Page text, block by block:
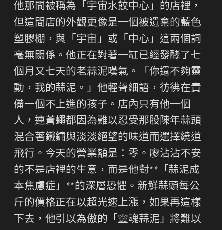
他那間被稱為「宇宙水餃中心」的店裡，
但這間店的外觀更像是一個被遺棄的藍色
塑膠棚，與「宇宙」或「中心」這兩個詞
毫無關係。他正在對著一缸已經發酵了七
個月又七天的老蒜泥嘆氣。「你還不夠靈
動，我的蒜泥。」他輕聲細語，彷彿在責
備一個不上進的孩子。店內只有他一個
人，連蒼蠅都因為難以忍受那股陳年蒜頭
混合著鐵鏽與淡淡絕望的味道而選擇繞道
飛行。今天的營業額是：零。廖沾沾不安
的不是店裡的生意，而是他對**「蒜泥成
本焦慮症」**的深層恐懼。新鮮蒜頭每公
斤的價格正在以超光速上漲，如果再這樣
下去，他引以為傲的「靈魂蒜泥」將難以